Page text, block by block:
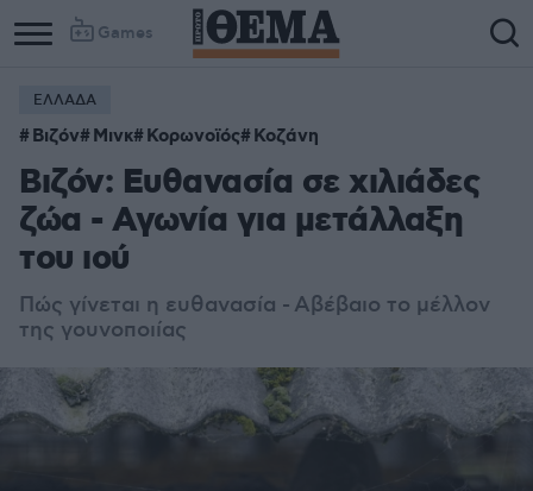
Games
ΕΛΛΑΔΑ
Βιζόν Μινκ Κορωνοϊός Κοζάνη
Βιζόν: Ευθανασία σε χιλιάδες
ζώα - Αγωνία για μετάλλαξη
του ιού
Πώς γίνεται η ευθανασία - Αβέβαιο το μέλλον
της γουνοποιίας